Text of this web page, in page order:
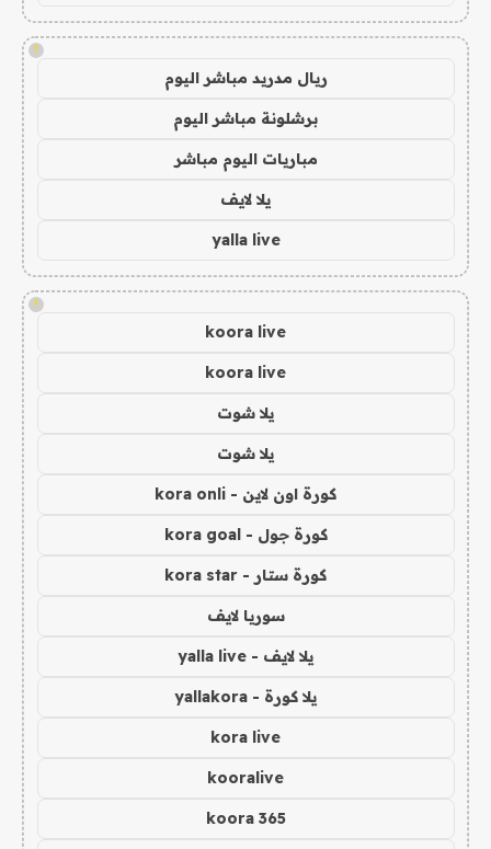
!
ريال مدريد مباشر اليوم
برشلونة مباشر اليوم
مباريات اليوم مباشر
يلا لايف
yalla live
!
koora live
koora live
يلا شوت
يلا شوت
كورة اون لاين - kora onli
كورة جول - kora goal
كورة ستار - kora star
سوريا لايف
يلا لايف - yalla live
يلا كورة - yallakora
kora live
kooralive
koora 365